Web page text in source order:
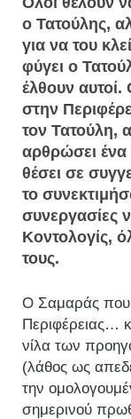
ο Τατούλης,
για να του
φύγει ο
έλθουν αυτοί.
στην
τον Τατούλη,
αρθρώσει ένα
θέσει σε
το
συνεργασίες
Κοντολογίς,
τους.
Ο Σαμαράς που
Περιφέρειας…
νίλα των
(λάθος ως
την
σημερινού